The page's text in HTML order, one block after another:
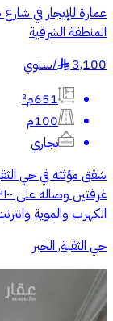
عمارة للإيجار في
المنطقة الشرقية
3,100
§
/سنوي
651م²
100م
تجاري
شقق مؤثثه في حي
الكهرب والموية
حي الثقبة, الخبر